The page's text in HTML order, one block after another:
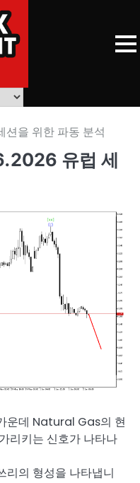
을 위한 파동 분석
유럽 세
운데 Natural Gas의 현
리키는 신호가 나타나
리의 형성을 나타냅니